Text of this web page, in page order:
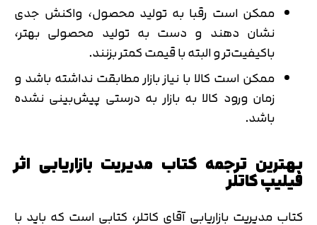
ممکن است رقبا به تولید محصول، واکنش جدی
نشان دهند و دست به تولید محصولی بهتر،
باکیفیت‌تر و البته با قیمت کمتر بزنند.
ممکن است کالا با نیاز بازار مطابقت نداشته باشد و
زمان ورود کالا به بازار به درستی پیش‌بینی نشده
باشد.
بهترین ترجمه کتاب مدیریت بازاریابی اثر
فیلیپ کاتلر
کتاب مدیریت بازاریابی آقای کاتلر، کتابی است که باید با